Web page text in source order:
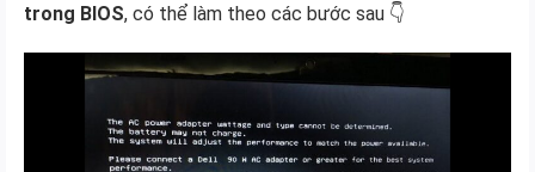
trong BIOS, có thể làm theo các bước sau 👇